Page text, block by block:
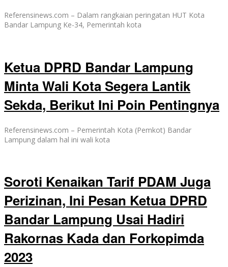
Referensinews.com – Dalam rangkaian peringatan HUT Kota
Bandar Lampung Ke-34, Pemerintah kota
Ketua DPRD Bandar Lampung
Minta Wali Kota Segera Lantik
Sekda, Berikut Ini Poin Pentingnya
Referensinews.com – Pemerintah Kota (Pemkot) Bandar
Lampung dalam hal ini wali kota
Soroti Kenaikan Tarif PDAM Juga
Perizinan, Ini Pesan Ketua DPRD
Bandar Lampung Usai Hadiri
Rakornas Kada dan Forkopimda
2023